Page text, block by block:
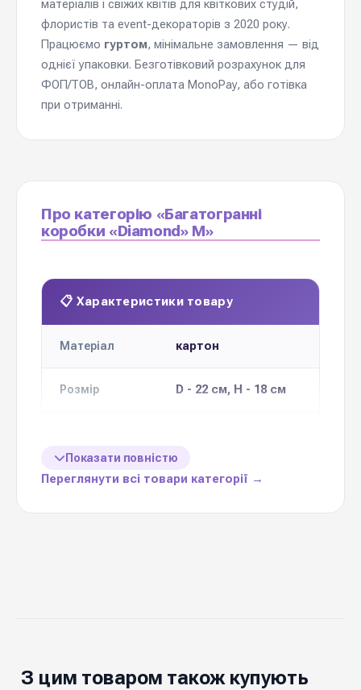
матеріалів і свіжих квітів для квіткових студій,
флористів та event-декораторів з 2020 року.
Працюємо гуртом, мінімальне замовлення — від
однієї упаковки. Безготівковий розрахунок для
ФОП/ТОВ, онлайн-оплата MonoPay, або готівка
при отриманні.
Про категорію «Багатогранні
коробки «Diamond» M»
📋 Характеристики товару
Матеріал картон
Розмір D - 22 см, H - 18 см
Кольорова
13 кольорів
Показати повністю
Переглянути всі товари категорії →
З цим товаром також купують